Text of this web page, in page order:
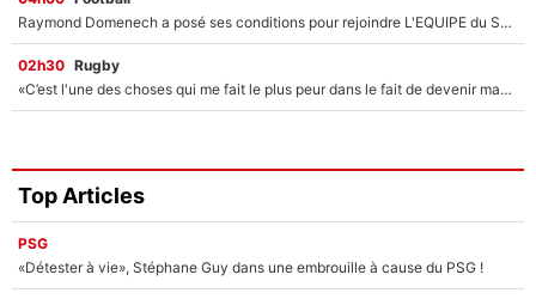
Raymond Domenech a posé ses conditions pour rejoindre L'EQUIPE du Soir : Il refuse de faire l'émission avec un autre chroniqueur !
02h30 Rugby
«C’est l'une des choses qui me fait le plus peur dans le fait de devenir maman» : En couple avec Antoine Dupont, Iris Mittenaere s'inquiète déjà pour ses futurs enfants !
Top Articles
PSG
«Détester à vie», Stéphane Guy dans une embrouille à cause du PSG !